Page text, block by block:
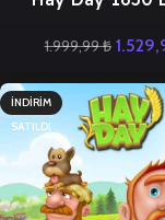
1.999,99₺
İNDIRIM
SATILDI